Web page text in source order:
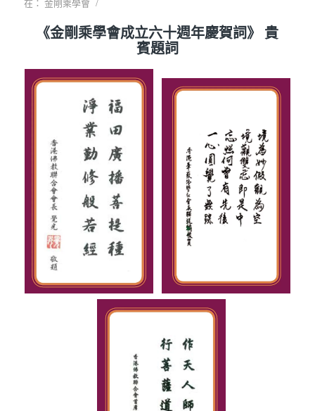
在： 金剛乘學會 /
《金剛乘學會成立六十週年慶賀詞》 貴
賓題詞